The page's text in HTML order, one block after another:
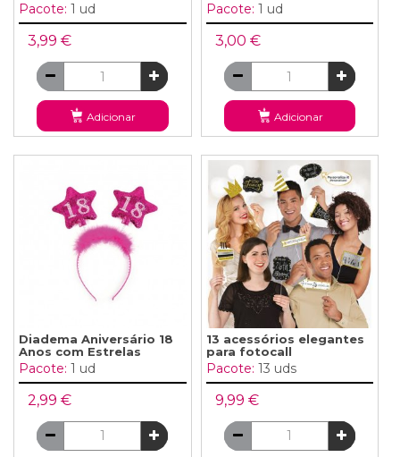
Pacote: 1 ud
3,99 €
Adicionar
Pacote: 1 ud
3,00 €
Adicionar
Diadema Aniversário 18
Anos com Estrelas
Pacote: 1 ud
2,99 €
13 acessórios elegantes
para fotocall
Pacote: 13 uds
9,99 €